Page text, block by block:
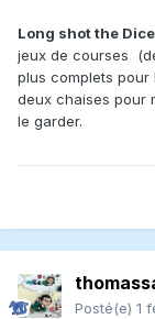
Long shot the
jeux de courses
plus complets pour
deux chaises pour
le garder.
Posté(e) 1